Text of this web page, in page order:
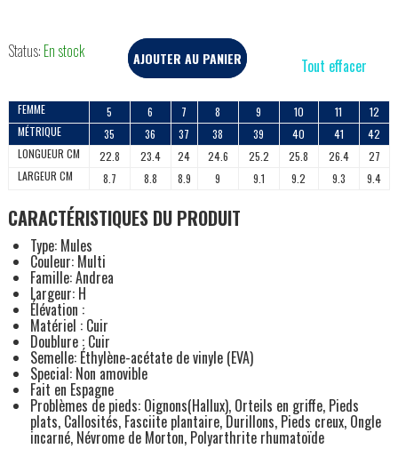
Status: En stock AJOUTER AU PANIER Tout effacer
FEMME 5 6 7 8 9 10 11
12
MÉTRIQUE
35 36 37 38 39 40 41
42
LONGUEUR CM
22.8 23.4 24 24.6 25.2 25.8 26.4
27
LARGEUR CM
8.7 8.8 8.9 9 9.1 9.2 9.3 9.4
CARACTÉRISTIQUES DU PRODUIT
Type: Mules
Couleur: Multi
Famille: Andrea
Largeur: H
Élévation :
Matériel : Cuir
Doublure : Cuir
Semelle: Éthylène-acétate de vinyle (EVA)
Special: Non amovible
Fait en Espagne
Problèmes de pieds: Oignons(Hallux), Orteils en griffe, Pieds
plats, Callosités, Fasciite plantaire, Durillons, Pieds creux, Ongle
incarné, Névrome de Morton, Polyarthrite rhumatoïde